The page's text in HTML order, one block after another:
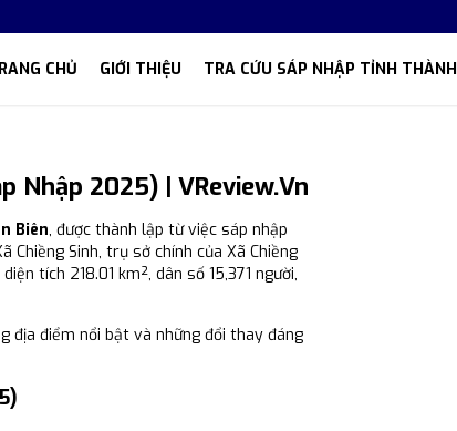
CHỦ GIỚI THIỆU TRA CỨU SÁP NHẬP TỈNH THÀNH
Nhập 2025) | VReview.vn
Biên, được thành lập từ việc sáp nhập
Chiềng Sinh, trụ sở chính của Xã Chiềng
tích 218.01 km², dân số 15,371 người,
địa điểm nổi bật và những đổi thay đáng